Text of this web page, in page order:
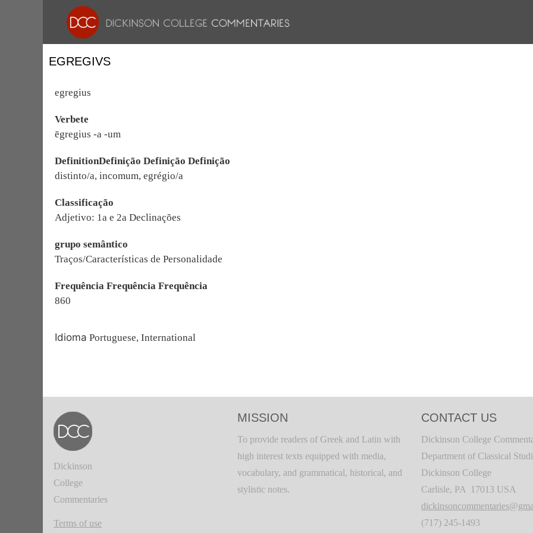
EGREGIVS
egregius
Verbete
ēgregius -a -um
DefinitionDefinição Definição Definição
distinto/a, incomum, egrégio/a
Classificação
Adjetivo: 1a e 2a Declinações
grupo semântico
Traços/Características de Personalidade
Frequência Frequência Frequência
860
Idioma Portuguese, International
Dickinson
College
Commentaries
Terms of use
MISSION
To provide readers of Greek and Latin with
high interest texts equipped with media,
vocabulary, and grammatical, historical, and
stylistic notes.
CONTACT US
Dickinson College
Department of Classical
Dickinson College
Carlisle, PA 17013 USA
(717) 245-1493